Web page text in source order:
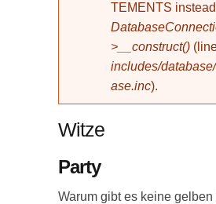
TEMENTS
>__construct()
includes/
ase.inc).
Witze
Party
Warum gibt es keine gelben